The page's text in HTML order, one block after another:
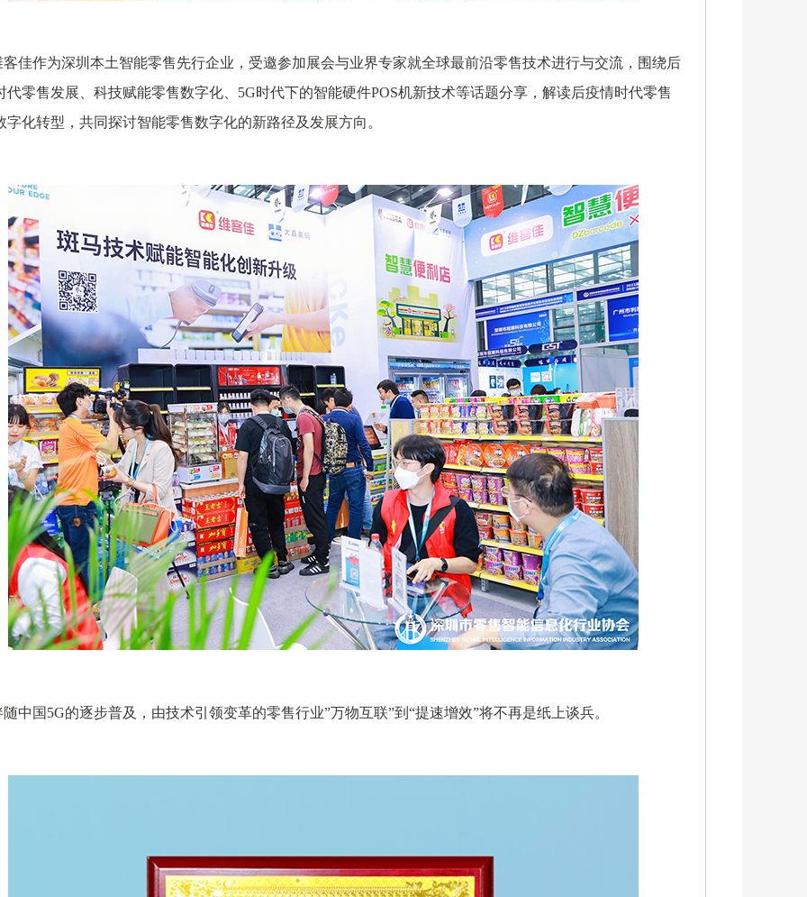
作为深圳本土智能零售先行企业，受邀参加展会与业界专家就全球最前沿零售技术进行与交流，围绕后
代零售发展、科技赋能零售数字化、5G时代下的智能硬件POS机新技术等话题分享，解读后疫情时代零售
字化转型，共同探讨智能零售数字化的新路径及发展方向。
国5G的逐步普及，由技术引领变革的零售行业”万物互联”到“提速增效”将不再是纸上谈兵。